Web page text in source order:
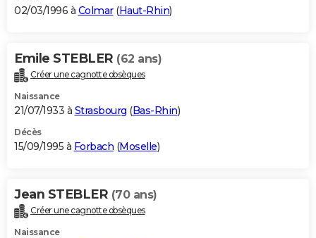
02/03/1996 à Colmar(Haut-Rhin)
Emile STEBLER (62 ans)
Créer une cagnotte obsèques
Naissance
21/07/1933 à Strasbourg (Bas-Rhin)
Décès
15/09/1995 à Forbach (Moselle)
Jean STEBLER (70 ans)
Créer une cagnotte obsèques
Naissance